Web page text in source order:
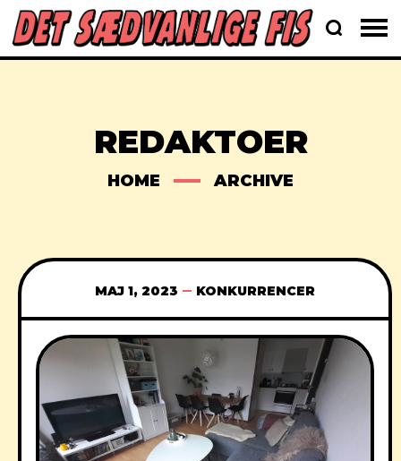
REDAKTOER
HOME ARCHIVE
MAJ 1, 2023 KONKURRENCER